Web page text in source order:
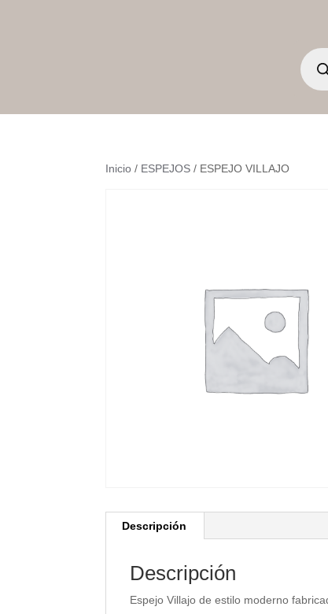
de
Inicio / ESPEJOS / ESPEJO VILLAJO
Descripción
Descripción
Espejo Villajo de estilo moderno